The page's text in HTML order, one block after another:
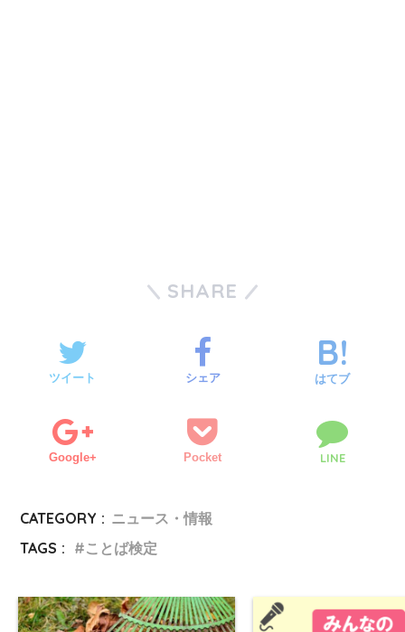
SHARE
ツイート シェア はてブ
Google+ Pocket LINE
CATEGORY : ニュース・情報
TAGS :
ことば検定